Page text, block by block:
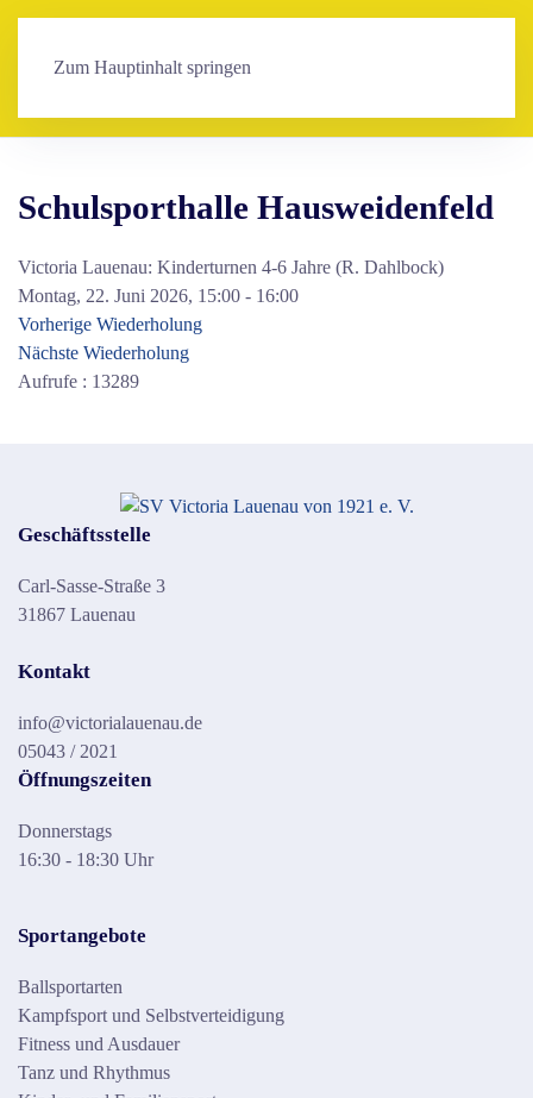
Zum Hauptinhalt springen
Schulsporthalle Hausweidenfeld
Victoria Lauenau: Kinderturnen 4-6 Jahre (R. Dahlbock)
Montag, 22. Juni 2026, 15:00 - 16:00
Vorherige Wiederholung
Nächste Wiederholung
Aufrufe : 13289
Geschäftsstelle
Carl-Sasse-Straße 3
31867 Lauenau
Kontakt
info@victorialauenau.de
05043 / 2021
Öffnungszeiten
Donnerstags
16:30 - 18:30 Uhr
Sportangebote
Ballsportarten
Kampfsport und Selbstverteidigung
Fitness und Ausdauer
Tanz und Rhythmus